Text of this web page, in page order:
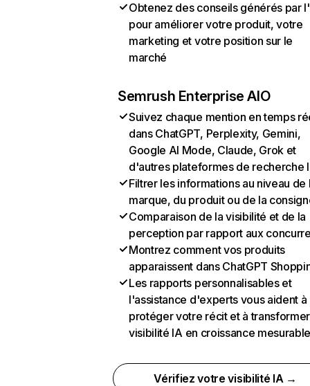
Obtenez des conseils générés par
pour améliorer votre produit, votre
marketing et votre position sur le
marché
Semrush Enterprise AIO
Suivez chaque mention en temps
dans ChatGPT, Perplexity, Gemini,
Google AI Mode, Claude, Grok et
d'autres plateformes de recherche
Filtrer les informations au niveau de
marque, du produit ou de la
Comparaison de la visibilité et de la
perception par rapport aux
Montrez comment vos produits
apparaissent dans ChatGPT
Les rapports personnalisables et
l'assistance d'experts vous aident à
protéger votre récit et à
visibilité IA en croissance
Vérifiez votre visibilité IA →